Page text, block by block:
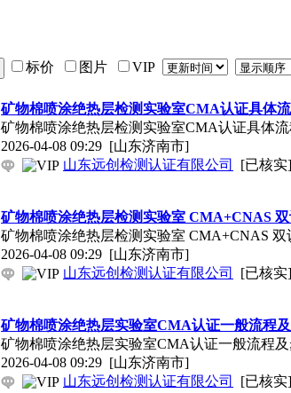
标价 图片 VIP
矿物棉喷涂绝热层检测实验室CMA认证具体
矿物棉喷涂绝热层检测实验室CMA认证具体
2026-04-08 09:29 [山东济南市]
山东远创检测认证有限公司
[已核实]
矿物棉喷涂绝热层检测实验室 CMA+CNAS
矿物棉喷涂绝热层检测实验室 CMA+CNAS
2026-04-08 09:29 [山东济南市]
山东远创检测认证有限公司
[已核实]
矿物棉喷涂绝热层实验室CMA认证一般流程
矿物棉喷涂绝热层实验室CMA认证一般流程
2026-04-08 09:29 [山东济南市]
山东远创检测认证有限公司
[已核实]